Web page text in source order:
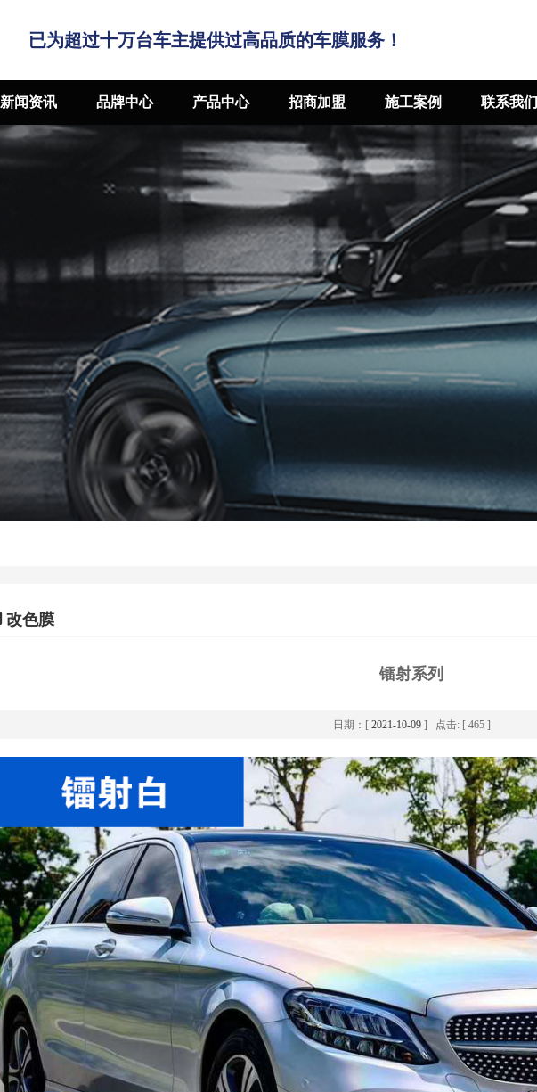
已为超过十万台车主提供过高品质的车膜服务！
新闻资讯 品牌中心 产品中心 招商加盟 施工案例 联系我们
改色膜
镭射系列
日期：[ 2021-10-09] 点击: [ 465 ]